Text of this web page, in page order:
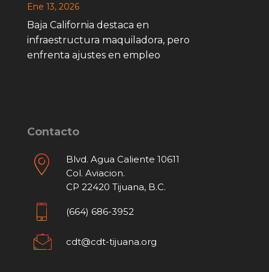
Baja California destaca en
infraestructura maquiladora, pero
enfrenta ajustes en empleo
Ene 13, 2026
Contacto
Blvd. Agua Caliente 10611
Col. Aviacion.
CP 22420 Tijuana, B.C.
(664) 686-3952
cdt@cdt-tijuana.org